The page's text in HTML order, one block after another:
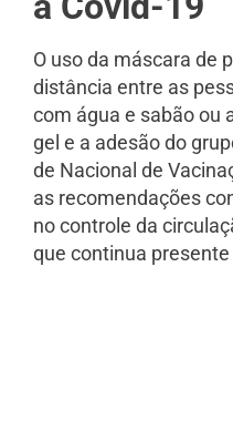
O uso da máscara de
distância entre as
com água e sabão ou
gel e a adesão do
de Nacional de
as recomendações
no controle da
que continua presente